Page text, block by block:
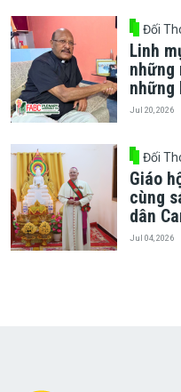
Đối
Linh
những
những
Jul 20, 2026
Đối
Giáo
cùng
dân
Jul 04, 2026